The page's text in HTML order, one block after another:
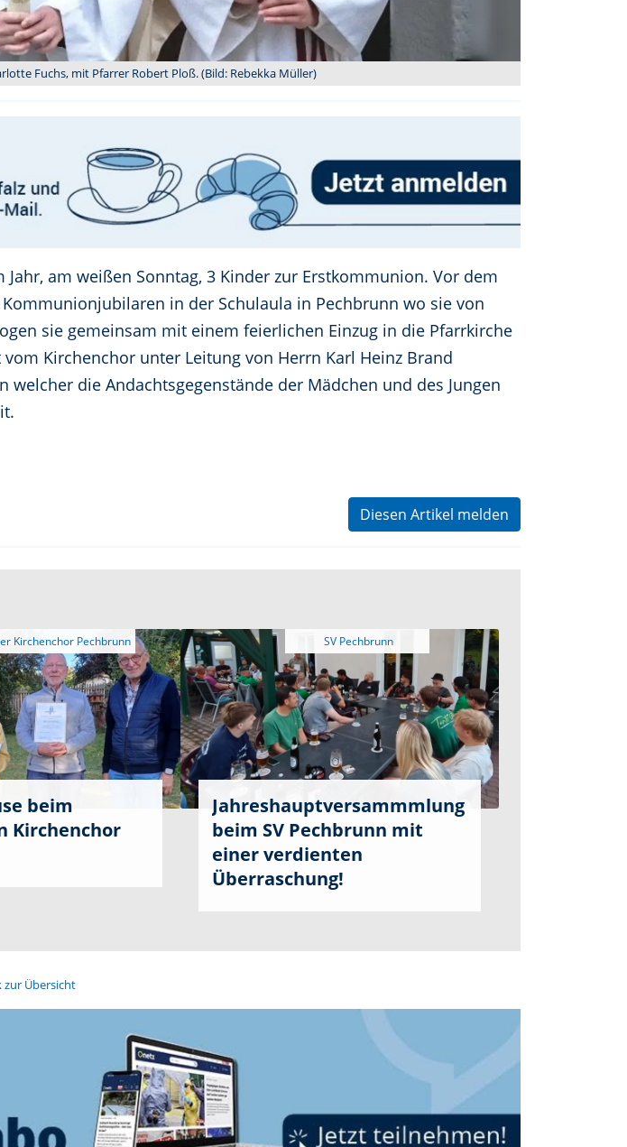
Fuchs, mit Pfarrer Robert Ploß. (Bild: Rebekka Müller)
am weißen Sonntag, 3 Kinder zur Erstkommunion. Vor dem
in der Schulaula in Pechbrunn wo sie von
sie gemeinsam mit einem feierlichen Einzug in die Pfarrkirche
Kirchenchor unter Leitung von Herrn Karl Heinz Brand
die Andachtsgegenstände der Mädchen und des Jungen
Diesen Artikel melden
beim
Kirchenchor
Jahreshauptversammmlung
beim SV Pechbrunn mit
einer verdienten
Überraschung!
zur Übersicht